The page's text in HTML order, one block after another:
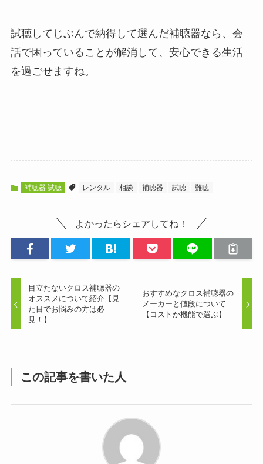
試聴してじぶんで納得して選んだ補聴器なら、会
話で困っていることが解消して、安心できる生活
を過ごせますね。
補聴器 試聴 レンタル 相談 補聴器 試聴 難聴
よかったらシェアしてね！
目立たないクロス補聴器の
オススメについて紹介【見
た目でお悩みの方は必
見！】
おすすめなクロス補聴器の
メーカーと値段について
【コストか機能で選ぶ】
この記事を書いた人